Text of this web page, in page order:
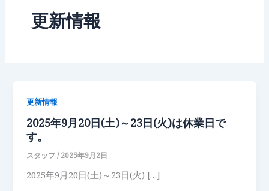
更新情報
更新情報
2025年9月20日(土)～23日(火)は休業日で
す。
スタッフ/2025年9月2日
2025年9月20日(土)～23日(火) […]